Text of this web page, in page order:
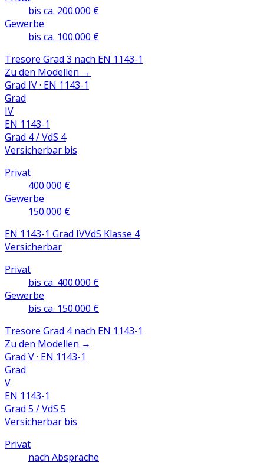
bis ca. 200.000 €
Gewerbe
bis ca. 100.000 €
Tresore Grad 3 nach EN 1143-1
Zu den Modellen →
Grad IV · EN 1143-1
Grad
IV
EN 1143-1
Grad 4 / VdS 4
Versicherbar bis
Privat
400.000 €
Gewerbe
150.000 €
EN 1143-1 Grad IVVdS Klasse 4
Versicherbar
Privat
bis ca. 400.000 €
Gewerbe
bis ca. 150.000 €
Tresore Grad 4 nach EN 1143-1
Zu den Modellen →
Grad V · EN 1143-1
Grad
V
EN 1143-1
Grad 5 / VdS 5
Versicherbar bis
Privat
nach Absprache